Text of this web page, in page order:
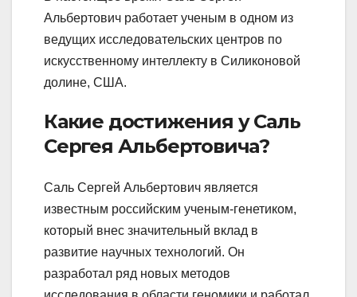
Альбертович работает ученым в одном из
ведущих исследовательских центров по
искусственному интеллекту в Силиконовой
долине, США.
Какие достижения у Саль
Сергея Альбертовича?
Саль Сергей Альбертович является
известным российским ученым-генетиком,
который внес значительный вклад в
развитие научных технологий. Он
разработал ряд новых методов